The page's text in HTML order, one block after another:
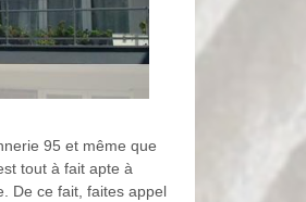
95 et même que
tout à fait apte à
De ce fait, faites appel